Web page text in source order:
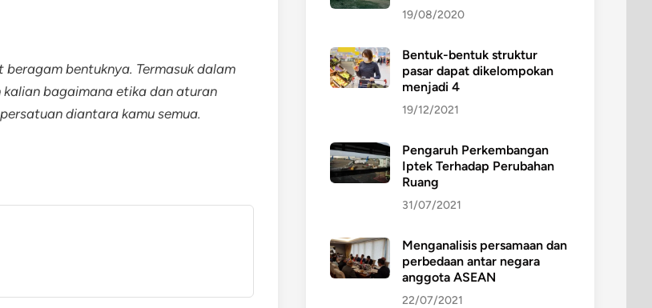
bentuknya. Termasuk dalam
bagaimana etika dan aturan
diantara kamu semua.
19/08/2020
Bentuk-bentuk struktur
pasar dapat dikelompokan
menjadi 4
19/12/2021
Pengaruh Perkembangan
Iptek Terhadap Perubahan
Ruang
31/07/2021
Menganalisis persamaan dan
perbedaan antar negara
anggota ASEAN
22/07/2021